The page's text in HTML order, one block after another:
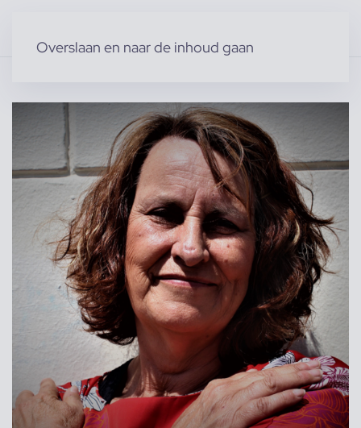
Overslaan en naar de inhoud gaan